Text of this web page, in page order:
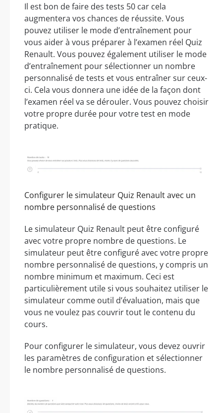
Il est bon de faire des tests 50 car cela
augmentera vos chances de réussite. Vous
pouvez utiliser le mode d’entraînement pour
vous aider à vous préparer à l’examen réel Quiz
Renault. Vous pouvez également utiliser le mode
d’entraînement pour sélectionner un nombre
personnalisé de tests et vous entraîner sur ceux-
ci. Cela vous donnera une idée de la façon dont
l’examen réel va se dérouler. Vous pouvez choisir
votre propre durée pour votre test en mode
pratique.
Configurer le simulateur Quiz Renault avec un
nombre personnalisé de questions
Le simulateur Quiz Renault peut être configuré
avec votre propre nombre de questions. Le
simulateur peut être configuré avec votre propre
nombre personnalisé de questions, y compris un
nombre minimum et maximum. Ceci est
particulièrement utile si vous souhaitez utiliser le
simulateur comme outil d’évaluation, mais que
vous ne voulez pas couvrir tout le contenu du
cours.
Pour configurer le simulateur, vous devez ouvrir
les paramètres de configuration et sélectionner
le nombre personnalisé de questions.